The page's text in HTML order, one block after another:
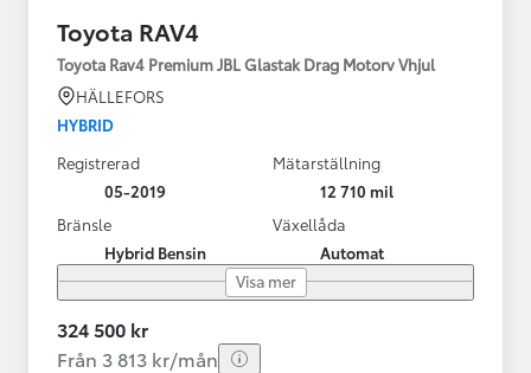
Toyota RAV4
Toyota Rav4 Premium JBL Glastak Drag Motorv Vhjul
HÄLLEFORS
HYBRID
Registrerad
05-2019
Mätarställning
12 710 mil
Bränsle
Hybrid Bensin
Växellåda
Automat
Visa mer
324 500 kr
Från 3 813 kr/mån